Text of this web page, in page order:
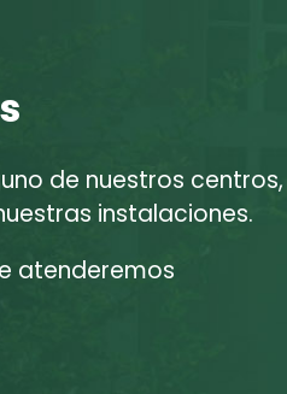
de nuestros centros,
instalaciones.
atenderemos